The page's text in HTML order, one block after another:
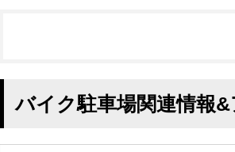
バイク駐車場関連情報